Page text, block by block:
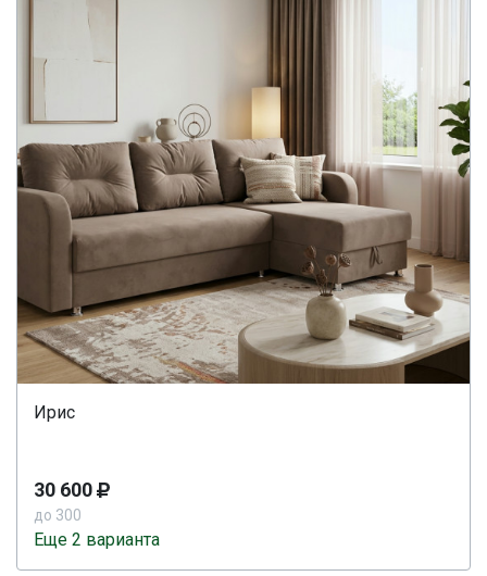
Ирис
30 600
до 300
Еще 2 варианта